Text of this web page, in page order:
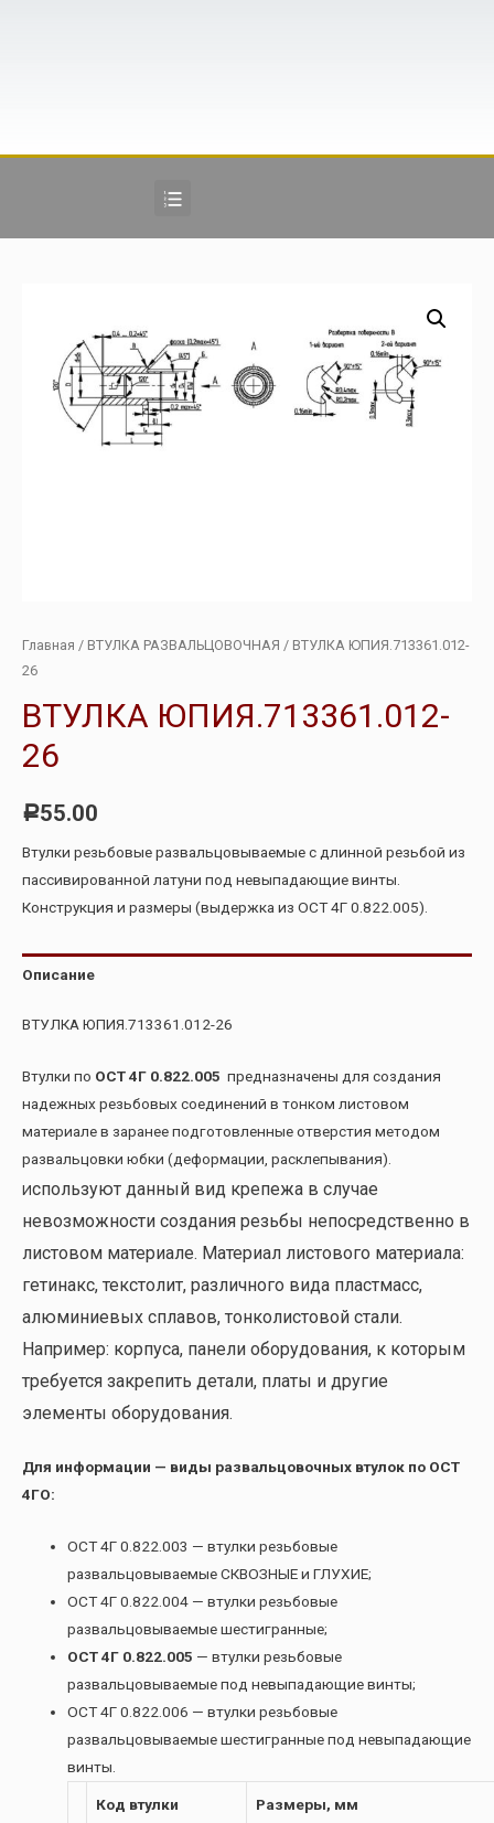
Главная / ВТУЛКА РАЗВАЛЬЦОВОЧНАЯ / ВТУЛКА ЮПИЯ.713361.012-
26
ВТУЛКА ЮПИЯ.713361.012-
26
Р55.00
Втулки резьбовые развальцовываемые с длинной резьбой из
пассивированной латуни под невыпадающие винты.
Конструкция и размеры (выдержка из ОСТ 4Г 0.822.005).
Описание
ВТУЛКА ЮПИЯ.713361.012-26
Втулки по ОСТ 4Г 0.822.005 предназначены для создания
надежных резьбовых соединений в тонком листовом
материале в заранее подготовленные отверстия методом
развальцовки юбки (деформации, расклепывания).
Используют данный вид крепежа в случае
невозможности создания резьбы непосредственно в
листовом материале. Материал листового материала:
гетинакс, текстолит, различного вида пластмасс,
алюминиевых сплавов, тонколистовой стали.
Например: корпуса, панели оборудования, к которым
требуется закрепить детали, платы и другие
элементы оборудования.
Для информации — виды развальцовочных втулок по ОСТ
4ГО:
ОСТ 4Г 0.822.003 — втулки резьбовые
развальцовываемые СКВОЗНЫЕ и ГЛУХИЕ;
ОСТ 4Г 0.822.004 — втулки резьбовые
развальцовываемые шестигранные;
ОСТ 4Г 0.822.005 — втулки резьбовые
развальцовываемые под невыпадающие винты;
ОСТ 4Г 0.822.006 — втулки резьбовые
развальцовываемые шестигранные под невыпадающие
винты.
Код втулки Размеры, мм